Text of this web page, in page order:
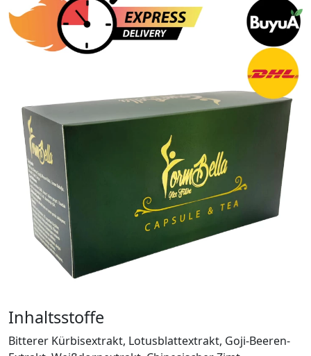
Inhaltsstoffe
Bitterer Kürbisextrakt, Lotusblattextrakt, Goji-Beeren-